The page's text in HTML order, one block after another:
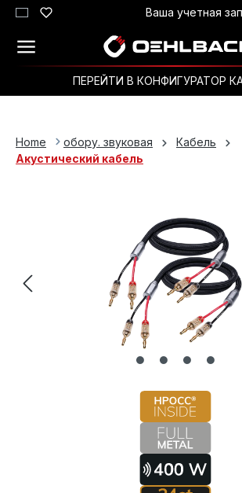
Перейти к основному содержанию
Ваша учетная
ПЕРЕЙТИ В КОНФИГУРАТОР
Home обору. звуковая
Кабель
Акустический кабель